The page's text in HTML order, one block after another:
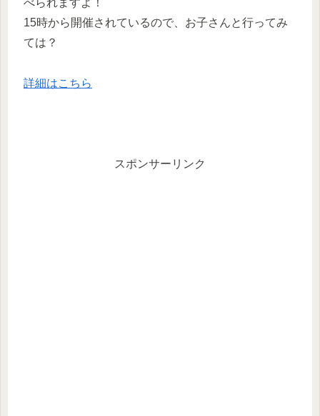
べられますよ！
15時から開催されているので、お子さんと行ってみ
ては？
詳細はこちら
スポンサーリンク